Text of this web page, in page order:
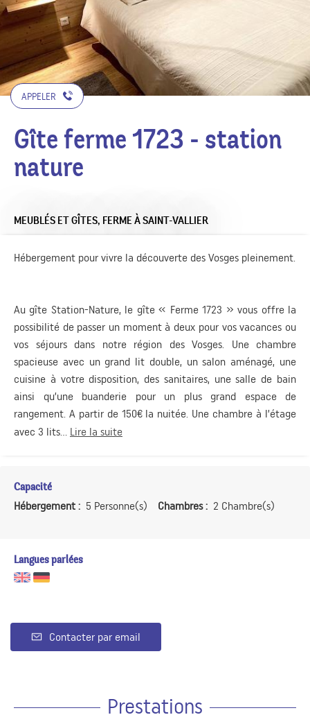
APPELER
Gîte ferme 1723 - station
nature
MEUBLÉS ET GÎTES, FERME À SAINT-VALLIER
Hébergement pour vivre la découverte des Vosges pleinement.
Au gîte Station-Nature, le gîte « Ferme 1723 » vous offre la
possibilité de passer un moment à deux pour vos vacances ou
vos séjours dans notre région des Vosges. Une chambre
spacieuse avec un grand lit double, un salon aménagé, une
cuisine à votre disposition, des sanitaires, une salle de bain
ainsi qu’une buanderie pour un plus grand espace de
rangement. A partir de 150€ la nuitée. Une chambre à l’étage
avec 3 lits... Lire la suite
Capacité
Hébergement : 5 Personne(s) Chambres : 2 Chambre(s)
Langues parlées
Contacter par email
Prestations